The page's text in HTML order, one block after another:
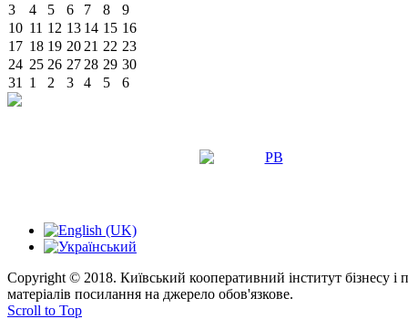
3
4 5 6 7 8
9
10 11 12 13 14 15 16
17 18 19 20 21 22 23
24 25 26 27 28 29 30
31
1 2 3 4 5 6
Copyright © 2018. Київський кооперативний інститут бізнесу
матеріалів посилання на джерело обов'язкове.
Scroll to Top